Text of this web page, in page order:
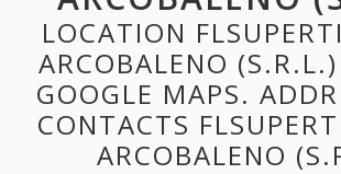
LOCATION
ARCOBALENO
GOOGLE MAPS.
CONTACTS
ARCOBALENO